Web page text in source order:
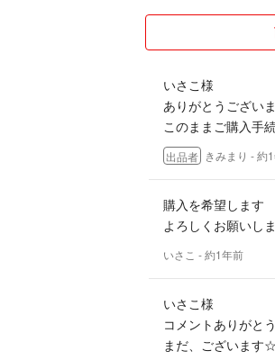
る場合もあります事
息子の成長にともな
私の目で、汚れ、傷
見落とし等あるかもし
あくまでも中古であ
く思います。
トミカ、プラレール
全て送料込みで値段
合はお値引き検討さ
となります。
旅行などの不在で受
いさこ様
ありがとうござい
このままご購入手
出品者 きみまり - 約
購入を希望します
よろしくお願いし
いさこ - 約1年前
いさこ様
コメントありがと
まだ、ございます☆